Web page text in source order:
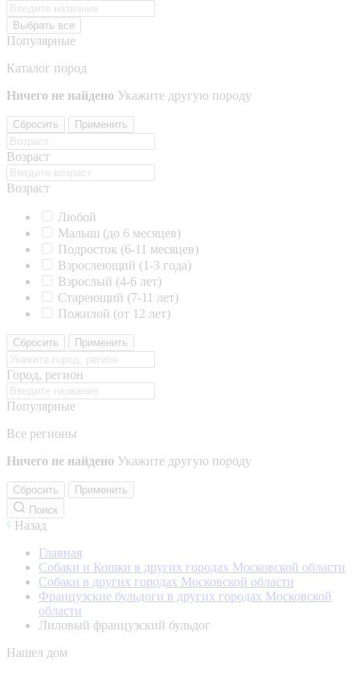
Выбрать все
Популярные
Каталог пород
Ничего не найдено Укажите другую породу
Сбросить Применить
Возраст
Возраст
Любой
Малыш (до 6 месяцев)
Подросток (6-11 месяцев)
Взрослеющий (1-3 года)
Взрослый (4-6 лет)
Стареющий (7-11 лет)
Пожилой (от 12 лет)
Сбросить Применить
Город, регион
Популярные
Все регионы
Ничего не найдено Укажите другую породу
Сбросить
Применить
Поиск
Назад
Главная
Собаки и Кошки в других городах Московской области
Собаки в других городах Московской области
Французские бульдоги в других городах Московской
области
Лиловый французский бульдог
Нашел дом